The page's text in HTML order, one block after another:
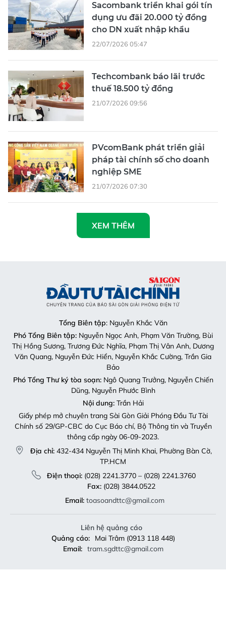
Sacombank triển khai gói tín
dụng ưu đãi 20.000 tỷ đồng
cho DN xuất nhập khẩu
22/07/2026 05:47
Techcombank báo lãi trước
thuế 18.500 tỷ đồng
21/07/2026 09:56
PVcomBank phát triển giải
pháp tài chính số cho doanh
nghiệp SME
21/07/2026 07:30
XEM THÊM
Tổng Biên tập: Nguyễn Khắc Văn
Phó Tổng Biên tập:Nguyễn Ngọc Anh, Phạm Văn Trường, Bùi
Thị Hồng Sương, Trương Đức Nghĩa, Phạm Thị Vân Anh, Dương
Văn Quang, Nguyễn Đức Hiển, Nguyễn Khắc Cường, Trần Gia
Bảo
Phó Tổng Thư ký tòa soạn:Ngô Quang Trưởng, Nguyễn Chiến
Dũng, Nguyễn Phước Bình
Nội dung:Trần Hải
Giấy phép mở chuyên trang Sài Gòn Giải Phóng Đầu Tư Tài
Chính số 29/GP-CBC do Cục Báo chí, Bộ Thông tin và Truyền
thông cấp ngày 06-09-2023.
Địa chỉ: 432-434 Nguyễn Thị Minh Khai, Phường Bàn Cờ,
TP.HCM
Điện thoại:(028) 2241.3770 – (028) 2241.3760
Fax:(028) 3844.0522
Email: toasoandttc@gmail.com
Liên hệ quảng cáo
Quảng cáo:
Mai Trâm (0913 118 448)
Email: tram.sgdttc@gmail.com